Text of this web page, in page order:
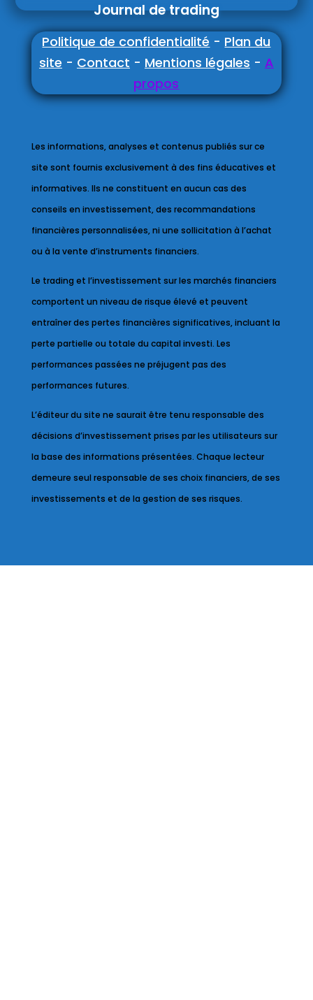
Journal de trading
Politique de confidentialité - Plan du
site - Contact - Mentions légales - A
propos
Les informations, analyses et contenus publiés sur ce
site sont fournis exclusivement à des fins éducatives et
informatives. Ils ne constituent en aucun cas des
conseils en investissement, des recommandations
financières personnalisées, ni une sollicitation à l’achat
ou à la vente d’instruments financiers.
Le trading et l’investissement sur les marchés financiers
comportent un niveau de risque élevé et peuvent
entraîner des pertes financières significatives, incluant la
perte partielle ou totale du capital investi. Les
performances passées ne préjugent pas des
performances futures.
L’éditeur du site ne saurait être tenu responsable des
décisions d’investissement prises par les utilisateurs sur
la base des informations présentées. Chaque lecteur
demeure seul responsable de ses choix financiers, de ses
investissements et de la gestion de ses risques.